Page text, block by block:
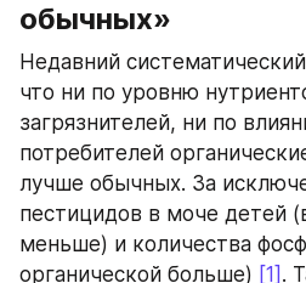
обычных»
Недавний
что ни по уровню
загрязнителей, ни по
потребителей
лучше обычных. За
пестицидов в моче детей
меньше) и количества
органической больше) [1] .